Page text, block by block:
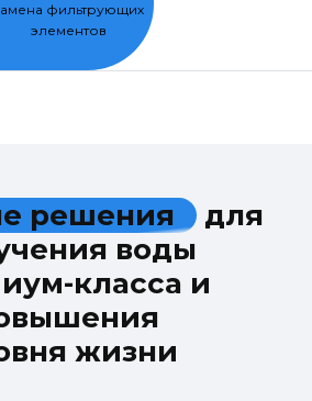
фильтрующих
элементов
е решения для
чения воды
иум-класса и
вышения
вня жизни